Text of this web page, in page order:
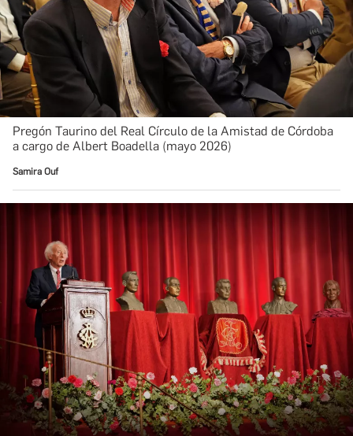
Pregón Taurino del Real Círculo de la Amistad de Córdoba
a cargo de Albert Boadella (mayo 2026)
Samira Ouf